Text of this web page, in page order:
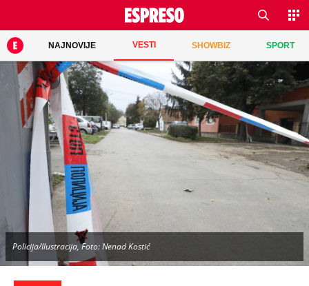
NAJNOVIJE VESTI SHOWBIZ SPORT
Policija/Ilustracija, Foto: Nenad Kostić